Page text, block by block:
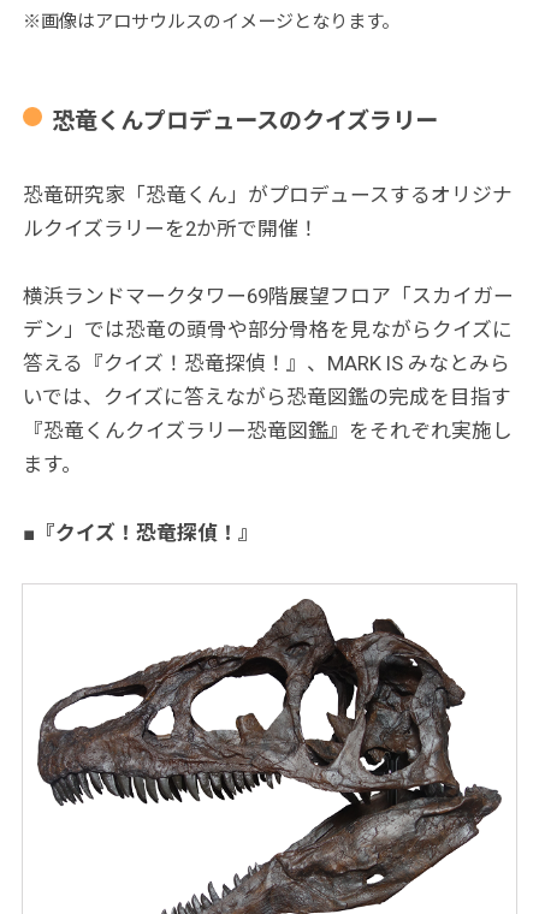
※画像はアロサウルスのイメージとなります。
恐竜くんプロデュースのクイズラリー
恐竜研究家「恐竜くん」がプロデュースするオリジナ
ルクイズラリーを2か所で開催！
横浜ランドマークタワー69階展望フロア「スカイガー
デン」では恐竜の頭骨や部分骨格を見ながらクイズに
答える『クイズ！恐竜探偵！』、MARK IS みなとみら
いでは、クイズに答えながら恐竜図鑑の完成を目指す
『恐竜くんクイズラリー恐竜図鑑』をそれぞれ実施し
ます。
■『クイズ！恐竜探偵！』